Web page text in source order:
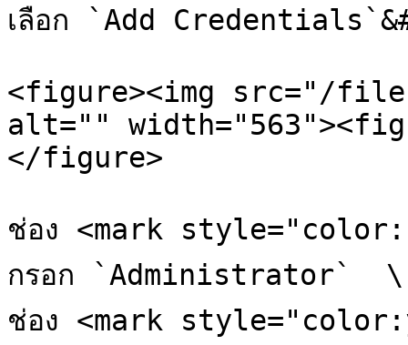
เลือก `Add
<figure><img src="/
alt=""
</figure>
ช่อง <mark
กรอก `Administrator`  \
ช่อง <mark